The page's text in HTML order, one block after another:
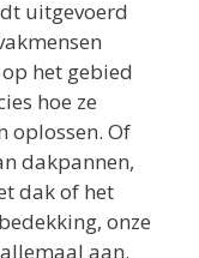
uitgevoerd
het gebied
hoe ze
oplossen. Of
dakpannen,
dak of het
onze
aan.